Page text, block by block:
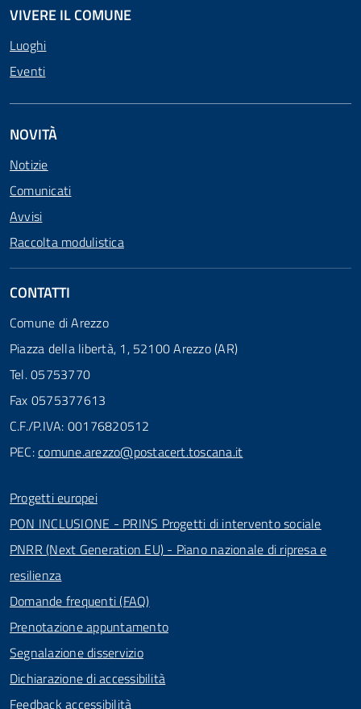
VIVERE IL COMUNE
Luoghi
Eventi
NOVITÀ
Notizie
Comunicati
Avvisi
Raccolta modulistica
CONTATTI
Comune di Arezzo
Piazza della libertà, 1, 52100 Arezzo (AR)
Tel. 05753770
Fax 0575377613
C.F./P.IVA: 00176820512
PEC:comune.arezzo@postacert.toscana.it
Progetti europei
PON INCLUSIONE - PRINS Progetti di intervento sociale
PNRR (Next Generation EU) - Piano nazionale di ripresa e
resilienza
Domande frequenti (FAQ)
Prenotazione appuntamento
Segnalazione disservizio
Dichiarazione di accessibilità
Feedback accessibilità